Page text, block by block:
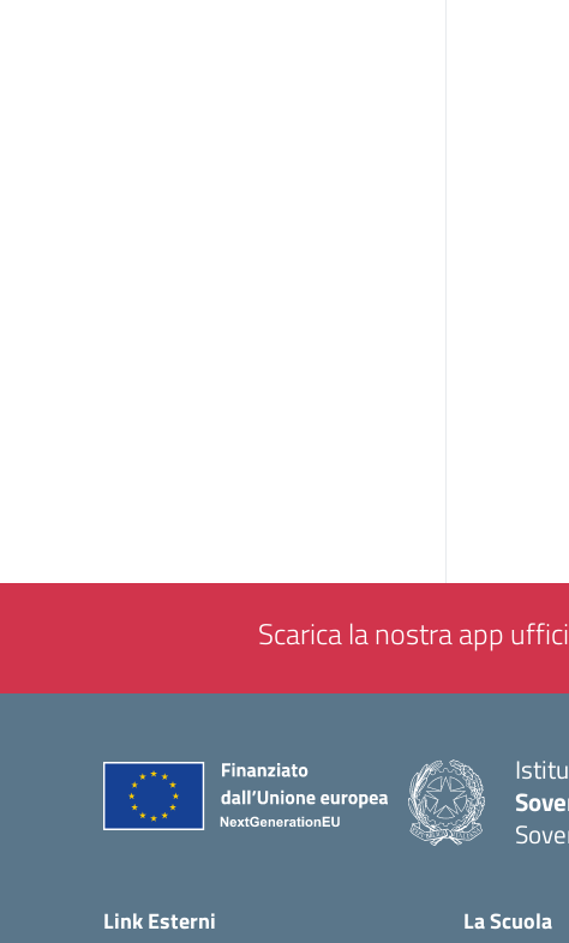
Scarica la nostra app
Link Esterni La Scuola